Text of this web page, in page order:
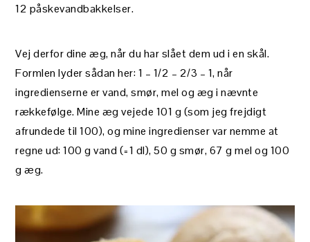
12 påskevandbakkelser.
Vej derfor dine æg, når du har slået dem ud i en skål.
Formlen lyder sådan her: 1 – 1/2 – 2/3 – 1, når
ingredienserne er vand, smør, mel og æg i nævnte
rækkefølge. Mine æg vejede 101 g (som jeg frejdigt
afrundede til 100), og mine ingredienser var nemme at
regne ud: 100 g vand (=1 dl), 50 g smør, 67 g mel og 100
g æg.